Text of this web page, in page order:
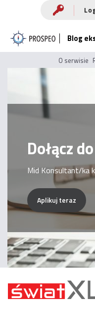
treści
Blog
O serwisie
Dołącz
Mid Konsultant/ka
Aplikuj teraz